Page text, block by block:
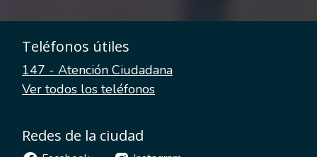
Teléfonos útiles
147 - Atención Ciudadana
Ver todos los teléfonos
Redes de la ciudad